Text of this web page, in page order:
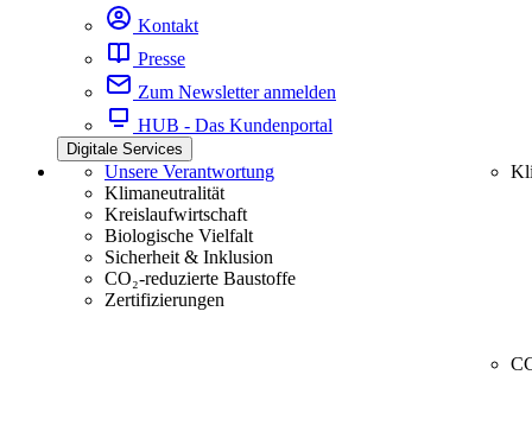
Kontakt
Presse
Zum Newsletter anmelden
HUB - Das Kundenportal
Digitale Services
Unsere Verantwortung
Klimaneutralität
Kreislaufwirtschaft
Biologische Vielfalt
Sicherheit & Inklusion
CO₂-reduzierte Baustoffe
Zertifizierungen